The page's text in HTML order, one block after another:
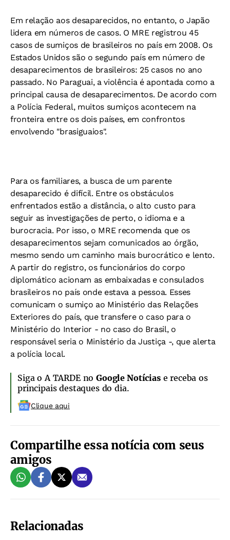
Em relação aos desaparecidos, no entanto, o Japão
lidera em números de casos. O MRE registrou 45
casos de sumiços de brasileiros no país em 2008. Os
Estados Unidos são o segundo país em número de
desaparecimentos de brasileiros: 25 casos no ano
passado. No Paraguai, a violência é apontada como a
principal causa de desaparecimentos. De acordo com
a Polícia Federal, muitos sumiços acontecem na
fronteira entre os dois países, em confrontos
envolvendo "brasiguaios".
Para os familiares, a busca de um parente
desaparecido é difícil. Entre os obstáculos
enfrentados estão a distância, o alto custo para
seguir as investigações de perto, o idioma e a
burocracia. Por isso, o MRE recomenda que os
desaparecimentos sejam comunicados ao órgão,
mesmo sendo um caminho mais burocrático e lento.
A partir do registro, os funcionários do corpo
diplomático acionam as embaixadas e consulados
brasileiros no país onde estava a pessoa. Esses
comunicam o sumiço ao Ministério das Relações
Exteriores do país, que transfere o caso para o
Ministério do Interior - no caso do Brasil, o
responsável seria o Ministério da Justiça -, que alerta
a polícia local.
Siga o A TARDE noGoogle Notíciase receba os
principais destaques do dia.
Clique aqui
Compartilhe essa notícia com seus
amigos
Relacionadas